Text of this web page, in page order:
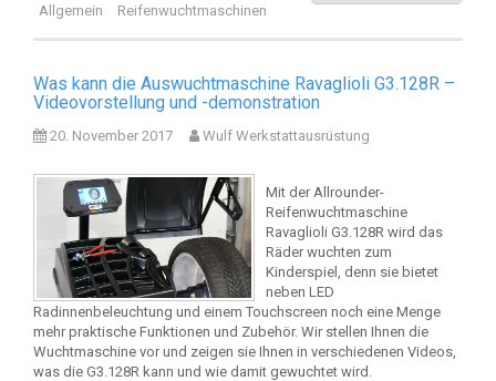
Allgemein
Reifenwuchtmaschinen
Was kann die Auswuchtmaschine Ravaglioli G3.128R –
Videovorstellung und -demonstration
20. November 2017 Wulf Werkstattausrüstung
Mit der Allrounder-
Reifenwuchtmaschine
Ravaglioli G3.128R wird das
Räder wuchten zum
Kinderspiel, denn sie bietet
neben LED
Radinnenbeleuchtung und einem Touchscreen noch eine Menge
mehr praktische Funktionen und Zubehör. Wir stellen Ihnen die
Wuchtmaschine vor und zeigen sie Ihnen in verschiedenen Videos,
was die G3.128R kann und wie damit gewuchtet wird.